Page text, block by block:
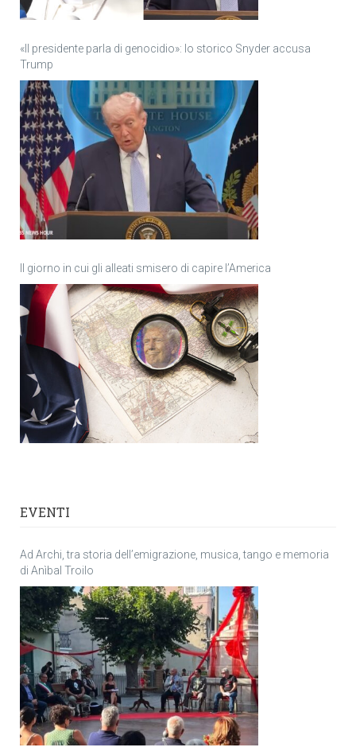
«Il presidente parla di genocidio»: lo storico Snyder accusa
Trump
Il giorno in cui gli alleati smisero di capire l’America
EVENTI
Ad Archi, tra storia dell’emigrazione, musica, tango e memoria
di Anìbal Troilo